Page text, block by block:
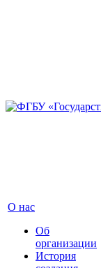
О нас
Об
организации
История